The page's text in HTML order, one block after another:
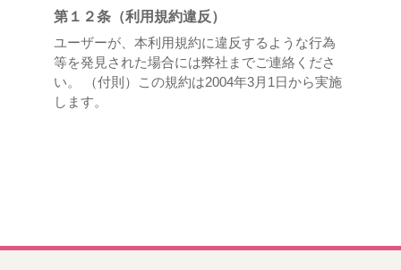
第１２条（利用規約違反）
ユーザーが、本利用規約に違反するような行為
等を発見された場合には弊社までご連絡くださ
い。 （付則）この規約は2004年3月1日から実施
します。